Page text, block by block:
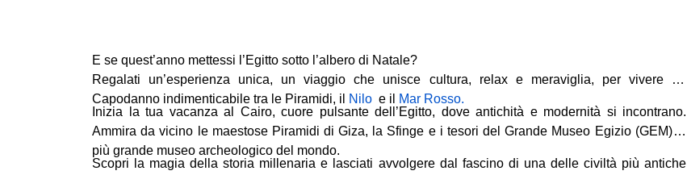
E se quest’anno mettessi l’Egitto sotto l’albero di Natale?
Regalati un’esperienza unica, un viaggio che unisce cultura, relax e meraviglia, per vivere un
Capodanno indimenticabile tra le Piramidi, il
Nilo e il
Mar Rosso.
Inizia la tua vacanza al Cairo, cuore pulsante dell’Egitto, dove antichità e modernità si incontrano.
Ammira da vicino le maestose Piramidi di Giza, la Sfinge e i tesori del Grande Museo Egizio (GEM), il
più grande museo archeologico del mondo.
Scopri la magia della storia millenaria e lasciati avvolgere dal fascino di una delle civiltà più antiche